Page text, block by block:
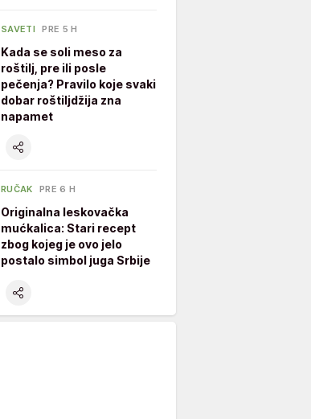
SAVETI PRE 5 H
Kada se soli meso za
roštilj, pre ili posle
pečenja? Pravilo koje svaki
dobar roštiljdžija zna
napamet
RUČAK PRE 6 H
Originalna leskovačka
mućkalica: Stari recept
zbog kojeg je ovo jelo
postalo simbol juga Srbije